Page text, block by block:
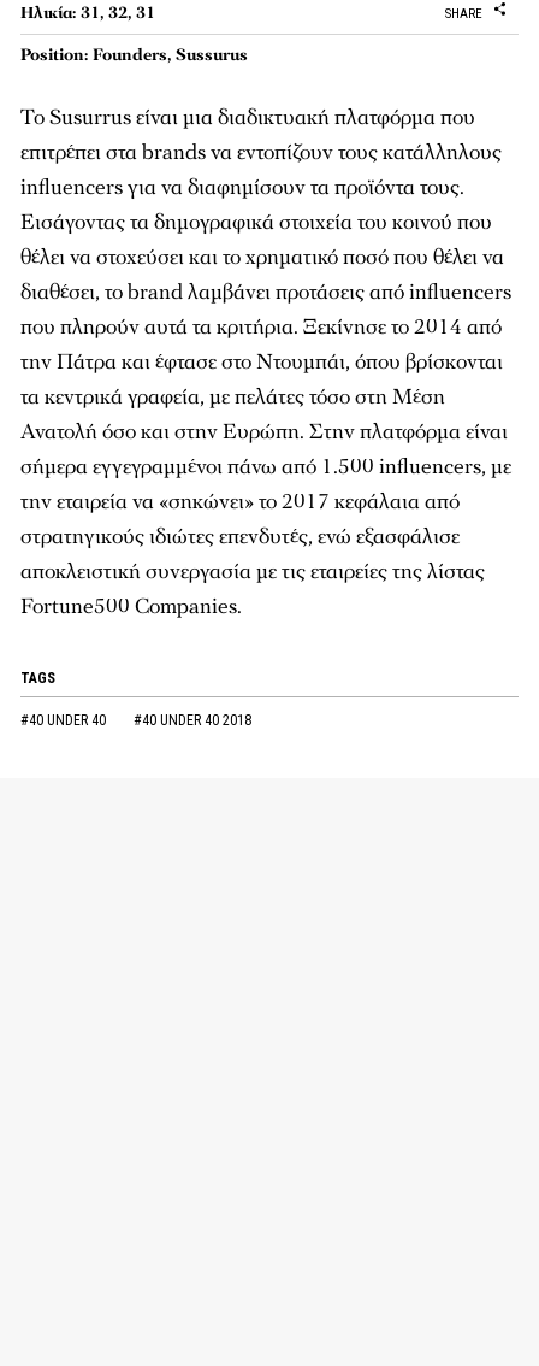
SHARE
Ηλικία: 31, 32, 31
Position: Founders, Sussurus
Το Susurrus είναι μια διαδικτυακή πλατφόρμα που
επιτρέπει στα brands να εντοπίζουν τους κατάλληλους
influencers για να διαφημίσουν τα προϊόντα τους.
Εισάγοντας τα δημογραφικά στοιχεία του κοινού που
θέλει να στοχεύσει και το χρηματικό ποσό που θέλει να
διαθέσει, το brand λαμβάνει προτάσεις από influencers
που πληρούν αυτά τα κριτήρια. Ξεκίνησε το 2014 από
την Πάτρα και έφτασε στο Ντουμπάι, όπου βρίσκονται
τα κεντρικά γραφεία, με πελάτες τόσο στη Μέση
Ανατολή όσο και στην Ευρώπη. Στην πλατφόρμα είναι
σήμερα εγγεγραμμένοι πάνω από 1.500 influencers, με
την εταιρεία να «σηκώνει» το 2017 κεφάλαια από
στρατηγικούς ιδιώτες επενδυτές, ενώ εξασφάλισε
αποκλειστική συνεργασία με τις εταιρείες της λίστας
Fortune500 Companies.
TAGS
#40 UNDER 40 #40 UNDER 40 2018